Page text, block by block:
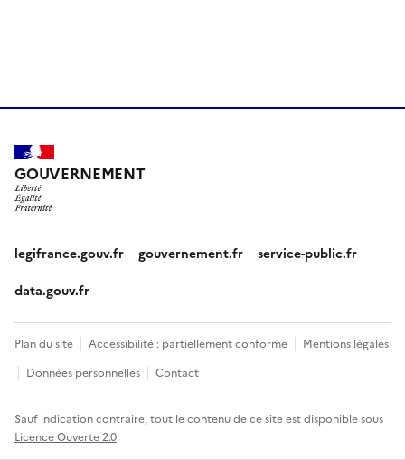
GOUVERNEMENT
legifrance.gouv.fr gouvernement.fr service-public.fr
data.gouv.fr
Plan du site Accessibilité : partiellement conforme
Mentions légales
Données personnelles
Contact
Sauf indication contraire, tout le contenu de ce site est disponible sous
Licence Ouverte 2.0